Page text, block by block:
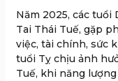
Năm 2025, các tuổi
Tai Thái Tuế, gặp
việc, tài chính, sức
tuổi Tỵ chịu ảnh
Tuế, khi năng